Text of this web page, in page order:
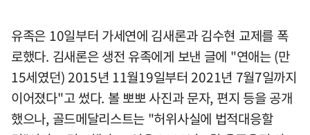
유족은 10일부터 가세연에 김새론과 김수현 교제를 폭
로했다. 김새론은 생전 유족에게 보낸 글에 "연애는 (만
15세였던) 2015년 11월19일부터 2021년 7월7일까지
이어졌다"고 썼다. 볼 뽀뽀 사진과 문자, 편지 등을 공개
했으나, 골드메달리스트는 "허위사실에 법적대응할